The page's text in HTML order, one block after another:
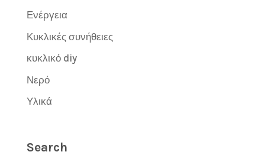
Ενέργεια
Κυκλικές συνήθειες
κυκλικό diy
Νερό
Υλικά
Search